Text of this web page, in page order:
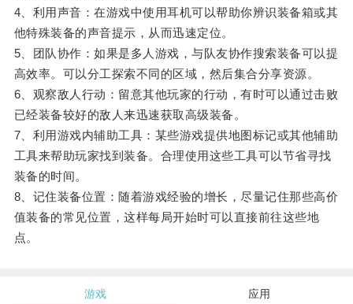
4、利用声音：在游戏中使用耳机可以帮助你辨识装备箱或其
他特殊装备的声音提示，从而迅速定位。
5、团队协作：如果是多人游戏，与队友协作搜索装备可以提
高效率。可以分工探索不同的区域，然后集合分享资源。
6、观察敌人行动：留意其他玩家的行动，有时可以通过击败
已经装备较好的敌人来迅速获取高级装备。
7、利用游戏内辅助工具：某些游戏提供地图标记或其他辅助
工具来帮助玩家找到装备。合理使用这些工具可以节省寻找
装备的时间。
8、记住装备位置：随着游戏经验的增长，尽量记住那些高价
值装备的常见位置，这样每局开始时可以直接前往这些地
点。
游戏 应用